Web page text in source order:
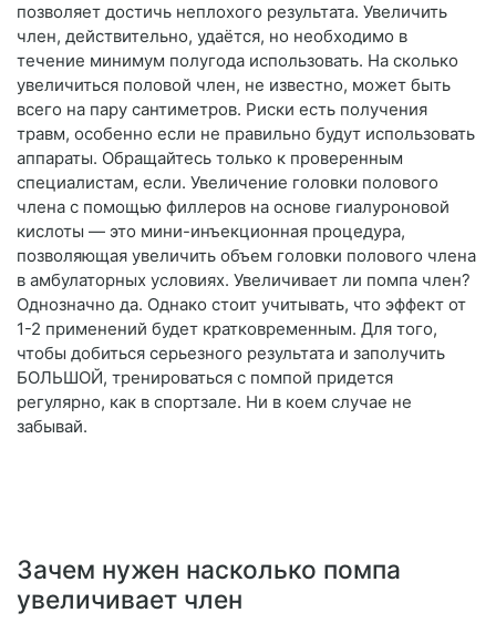
позволяет достичь неплохого результата. Увеличить
член, действительно, удаётся, но необходимо в
течение минимум полугода использовать. На сколько
увеличиться половой член, не известно, может быть
всего на пару сантиметров. Риски есть получения
травм, особенно если не правильно будут использовать
аппараты. Обращайтесь только к проверенным
специалистам, если. Увеличение головки полового
члена с помощью филлеров на основе гиалуроновой
кислоты — это мини-инъекционная процедура,
позволяющая увеличить объем головки полового члена
в амбулаторных условиях. Увеличивает ли помпа член?
Однозначно да. Однако стоит учитывать, что эффект от
1-2 применений будет кратковременным. Для того,
чтобы добиться серьезного результата и заполучить
БОЛЬШОЙ, тренироваться с помпой придется
регулярно, как в спортзале. Ни в коем случае не
забывай.
Зачем нужен насколько помпа
увеличивает член